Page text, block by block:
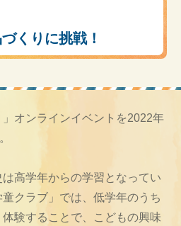
くりに挑戦！
」オンラインイベントを2022年
高学年からの学習となってい
クラブ」では、低学年のうち
験することで、こどもの興味